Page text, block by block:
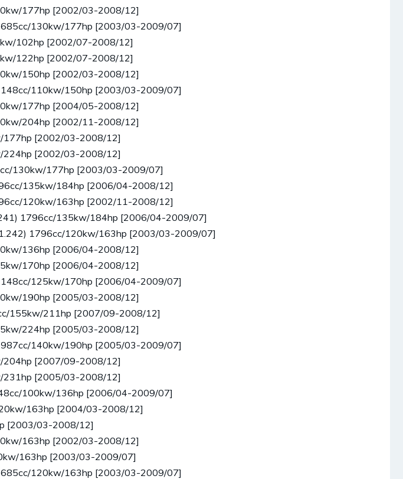
177hp [2002/03-2008/12]
130kw/177hp [2003/03-2009/07]
102hp [2002/07-2008/12]
122hp [2002/07-2008/12]
150hp [2002/03-2008/12]
110kw/150hp [2003/03-2009/07]
177hp [2004/05-2008/12]
204hp [2002/11-2008/12]
177hp [2002/03-2008/12]
224hp [2002/03-2008/12]
130kw/177hp [2003/03-2009/07]
135kw/184hp [2006/04-2008/12]
120kw/163hp [2002/11-2008/12]
1796cc/135kw/184hp [2006/04-2009/07]
1796cc/120kw/163hp [2003/03-2009/07]
136hp [2006/04-2008/12]
170hp [2006/04-2008/12]
125kw/170hp [2006/04-2009/07]
190hp [2005/03-2008/12]
155kw/211hp [2007/09-2008/12]
224hp [2005/03-2008/12]
140kw/190hp [2005/03-2009/07]
204hp [2007/09-2008/12]
231hp [2005/03-2008/12]
100kw/136hp [2006/04-2009/07]
163hp [2004/03-2008/12]
[2003/03-2008/12]
163hp [2002/03-2008/12]
163hp [2003/03-2009/07]
120kw/163hp [2003/03-2009/07]